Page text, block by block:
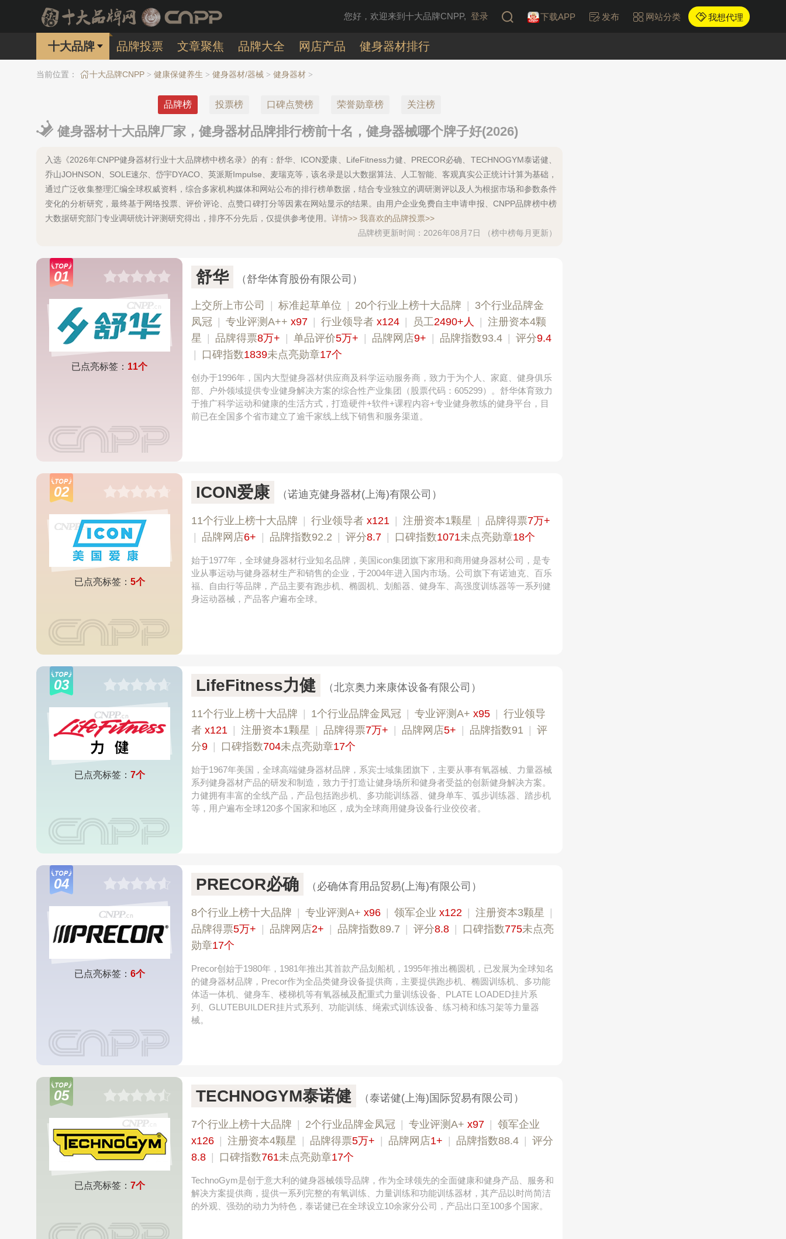
您好，欢迎来到十大品牌CNPP, 登录 下载APP 发布 网站分类 我想代理
十大品牌 品牌投票 文章聚焦 品牌大全 网店产品 健身器材排行
当前位置： 十大品牌CNPP > 健康保健养生 > 健身器材/器械 > 健身器材 >
品牌榜 投票榜 口碑点赞榜 荣誉勋章榜 关注榜
健身器材十大品牌厂家，健身器材品牌排行榜前十名，健身器械哪个牌子好(2026)
入选《2026年CNPP健身器材行业十大品牌榜中榜名录》的有：舒华、ICON爱康、LifeFitness力健、PRECOR必确、TECHNOGYM泰诺健、
乔山JOHNSON、SOLE速尔、岱宇DYACO、英派斯Impulse、麦瑞克等，该名录是以大数据算法、人工智能、客观真实公正统计计算为基础，
通过广泛收集整理汇编全球权威资料，综合多家机构媒体和网站公布的排行榜单数据，结合专业独立的调研测评以及人为根据市场和参数条件
变化的分析研究，最终基于网络投票、评价评论、点赞口碑打分等因素在网站显示的结果。由用户企业免费自主申请申报、CNPP品牌榜中榜
大数据研究部门专业调研统计评测研究得出，排序不分先后，仅提供参考使用。 详情>> 我喜欢的品牌投票>>
品牌榜更新时间：2026年08月7日 （榜中榜每月更新）
01
已点亮标签： 11个
舒华 （舒华体育股份有限公司）
上交所上市公司 标准起草单位 20个行业上榜十大品牌
3个行业品牌金
凤冠
专业​评测A++ x97 行业领导者 x124 员工2490+人
注册资本4颗
星
品牌得票8万+ 单品评价5万+ 品牌网店9+ 品牌指数93.4 评分9.4
口碑指数1839未点亮勋章17个
创办于1996年，国内大型健身器材供应商及科学运动服务商，致力于为个人、家庭、健身俱乐
部、户外领域提供专业健身解决方案的综合性产业集团（股票代码：605299）。舒华体育致力
于推广科学运动和健康的生活方式，打造硬件+软件+课程内容+专业健身教练的健身平台，目
前已在全国多个省市建立了逾千家线上线下销售和服务渠道。
02
已点亮标签： 5个
ICON爱康 （诺迪克健身器材(上海)有限公司）
11个行业上榜十大品牌 行业领导者 x121 注册资本1颗星 品牌得票7万+
品牌网店6+ 品牌指数92.2 评分8.7 口碑指数1071未点亮勋章18个
始于1977年，全球健身器材行业知名品牌，美国icon集团旗下家用和商用健身器材公司，是专
业从事运动与健身器材生产和销售的企业，于2004年进入国内市场。公司旗下有诺迪克、百乐
福、自由行等品牌，产品主要有跑步机、椭圆机、划船器、健身车、高强度训练器等一系列健
身运动器械，产品客户遍布全球。
03
已点亮标签： 7个
LifeFitness力健 （北京奥力来康体设备有限公司）
11个行业上榜十大品牌 1个行业品牌金凤冠 专业评测A+ x95
行业领导
者 x121 注册资本1颗星 品牌得票7万+ 品牌网店5+ 品牌指数91
评
分9 口碑指数704未点亮勋章17个
始于1967年美国，全球高端健身器材品牌，系宾士域集团旗下，主要从事有氧器械、力量器械
系列健身器材产品的研发和制造，致力于打造让健身场所和健身者受益的创新健身解决方案。
力健拥有丰富的全线产品，产品包括跑步机、多功能训练器、健身单车、弧步训练器、踏步机
等，用户遍布全球120多个国家和地区，成为全球商用健身设备行业佼佼者。
04
已点亮标签： 6个
PRECOR必确 （必确体育用品贸易(上海)有限公司）
8个行业上榜十大品牌 专业评测A+ x96 领军企业 x122 注册资本3颗星
品牌得票5万+ 品牌网店2+ 品牌指数89.7 评分8.8 口碑指数775未点亮
勋章17个
Precor创始于1980年，1981年推出其首款产品划船机，1995年推出椭圆机，已发展为全球知名
的健身器材品牌，Precor作为全品类健身设备提供商，主要提供跑步机、椭圆训练机、多功能
体适一体机、健身车、楼梯机等有氧器械及配重式力量训练设备、PLATE LOADED挂片系
列、GLUTEBUILDER挂片式系列、功能训练、绳索式训练设备、练习椅和练习架等力量器
械。
05
已点亮标签： 7个
TECHNOGYM泰诺健 （泰诺健(上海)国际贸易有限公司）
7个行业上榜十大品牌 2个行业品牌金凤冠 专业评测A+ x97
领军企业
x126
注册资本4颗星 品牌得票5万+ 品牌网店1+ 品牌指数88.4
评分
8.8
口碑指数761未点亮勋章17个
TechnoGym是创于意大利的健身器械领导品牌，作为全球领先的全面健康和健身产品、服务和
解决方案提供商，提供一系列完整的有氧训练、力量训练和功能训练器材，其产品以时尚简洁
的外观、强劲的动力为特色，泰诺健已在全球设立10余家分公司，产品出口至100多个国家。